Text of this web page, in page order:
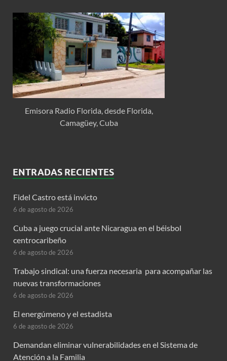
Emisora Radio Florida, desde Florida,
Camagüey, Cuba
ENTRADAS RECIENTES
Fidel Castro está invicto
6 de agosto de 2026
Cuba a juego crucial ante Nicaragua en el béisbol
centrocaribeño
6 de agosto de 2026
Trabajo sindical: una fuerza necesaria para acompañar las
nuevas transformaciones
6 de agosto de 2026
El energúmeno y el estadista
6 de agosto de 2026
Demandan eliminar vulnerabilidades en el Sistema de
Atención a la Familia